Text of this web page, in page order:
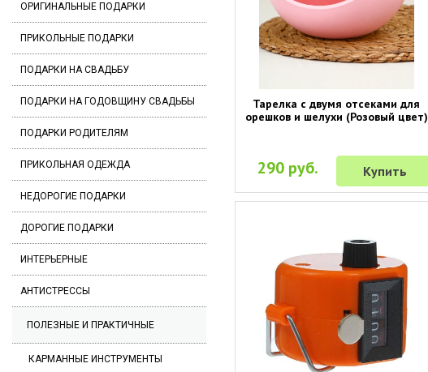
ОРИГИНАЛЬНЫЕ ПОДАРКИ
ПРИКОЛЬНЫЕ ПОДАРКИ
ПОДАРКИ НА СВАДЬБУ
ПОДАРКИ НА ГОДОВЩИНУ СВАДЬБЫ
ПОДАРКИ РОДИТЕЛЯМ
ПРИКОЛЬНАЯ ОДЕЖДА
НЕДОРОГИЕ ПОДАРКИ
ДОРОГИЕ ПОДАРКИ
ИНТЕРЬЕРНЫЕ
АНТИСТРЕССЫ
ПОЛЕЗНЫЕ И ПРАКТИЧНЫЕ
КАРМАННЫЕ ИНСТРУМЕНТЫ
Тарелка с двумя отсеками для
орешков и шелухи (Розовый цвет)
290 руб. Купить